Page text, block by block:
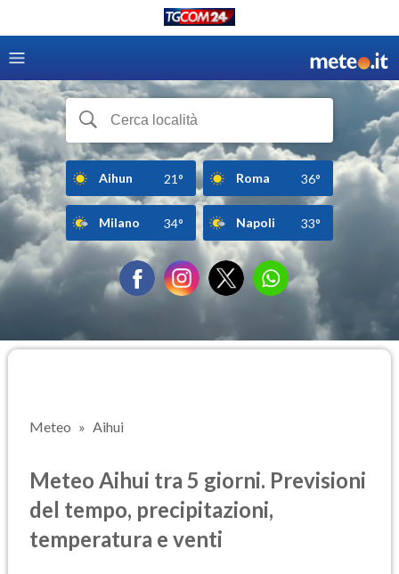
Aihun 21° Roma 36°
Milano 34° Napoli 33°
Meteo Aihui
Meteo Aihui tra 5 giorni. Previsioni
del tempo, precipitazioni,
temperatura e venti